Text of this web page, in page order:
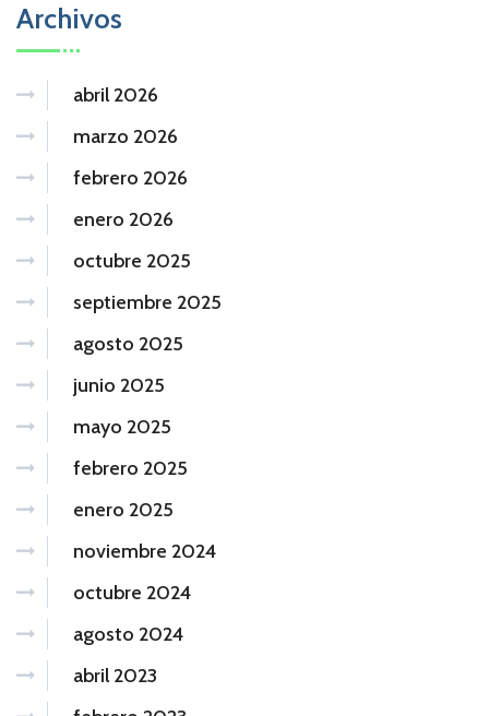
Archivos
abril 2026
marzo 2026
febrero 2026
enero 2026
octubre 2025
septiembre 2025
agosto 2025
junio 2025
mayo 2025
febrero 2025
enero 2025
noviembre 2024
octubre 2024
agosto 2024
abril 2023